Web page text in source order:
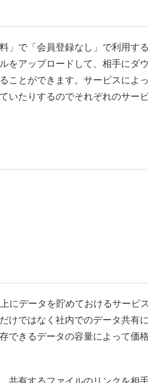
」で「会員登録なし」で利用す
をアップロードして、相手にダ
ことができます。サービスによ
いたりするのでそれぞれのサー
にデータを貯めておけるサービ
けではなく社内でのデータ共有
できるデータの容量によって価
共有するファイルのリンクを相